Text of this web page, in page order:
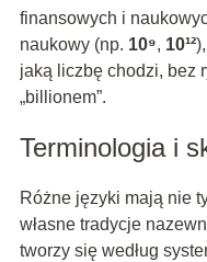
finansowych i
naukowy (np. 10⁹, 10¹²
jaką liczbę chodzi, bez
„billionem”.
Terminologia i
Różne języki mają nie
własne tradycje
tworzy się według